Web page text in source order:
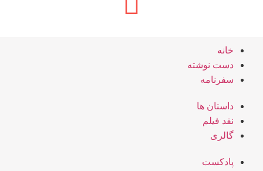
خانه
دست نوشته
سفرنامه
داستان ها
نقد فیلم
گالری
پادکست